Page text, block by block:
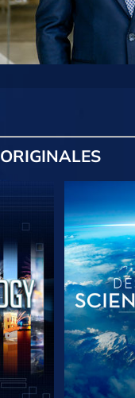
ORIGINALES